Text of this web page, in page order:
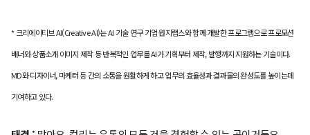
* 크리에이티브 AI(Creative AI)는 AI 기술 연구 기업 원지랩스와 함께 개발한 프로그램으로 프로모션
배너와 상품소개 이미지 제작 등 반복적인 업무를 AI가 기획부터 제작, 발행까지 지원하는 기술이다.
MD와 디자이너, 마케터 등 간의 소통을 원활하게 하고 업무의 효율성과 결과물의 완성도를 높이는데
기여하고 있다.